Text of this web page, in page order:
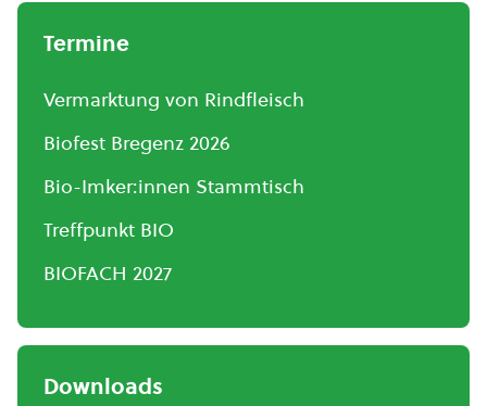
Termine
Vermarktung von Rindfleisch
Biofest Bregenz 2026
Bio-Imker:innen Stammtisch
Treffpunkt BIO
BIOFACH 2027
Downloads